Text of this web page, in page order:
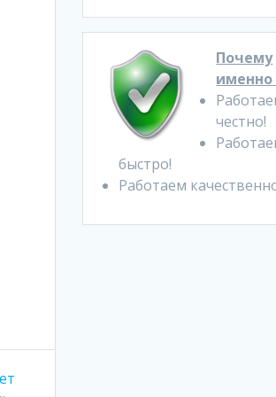
Почему
честно!
быстро!
Работаем